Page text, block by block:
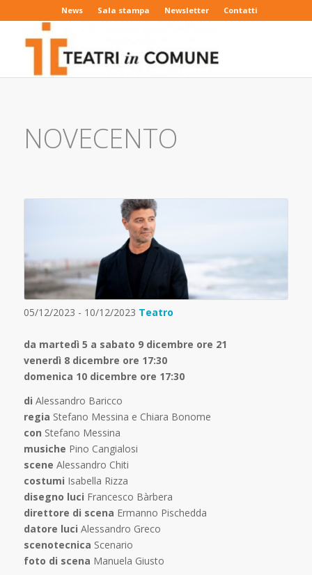
News Sala stampa Newsletter Contatti
NOVECENTO
05/12/2023 - 10/12/2023 Teatro
da martedì 5 a sabato 9 dicembre ore 21
venerdì 8 dicembre ore 17:30
domenica 10 dicembre ore 17:30
di Alessandro Baricco
regia Stefano Messina e Chiara Bonome
con Stefano Messina
musiche Pino Cangialosi
scene Alessandro Chiti
costumi Isabella Rizza
disegno luci Francesco Bàrbera
direttore di scena Ermanno Pischedda
datore luci Alessandro Greco
scenotecnica Scenario
foto di scena Manuela Giusto